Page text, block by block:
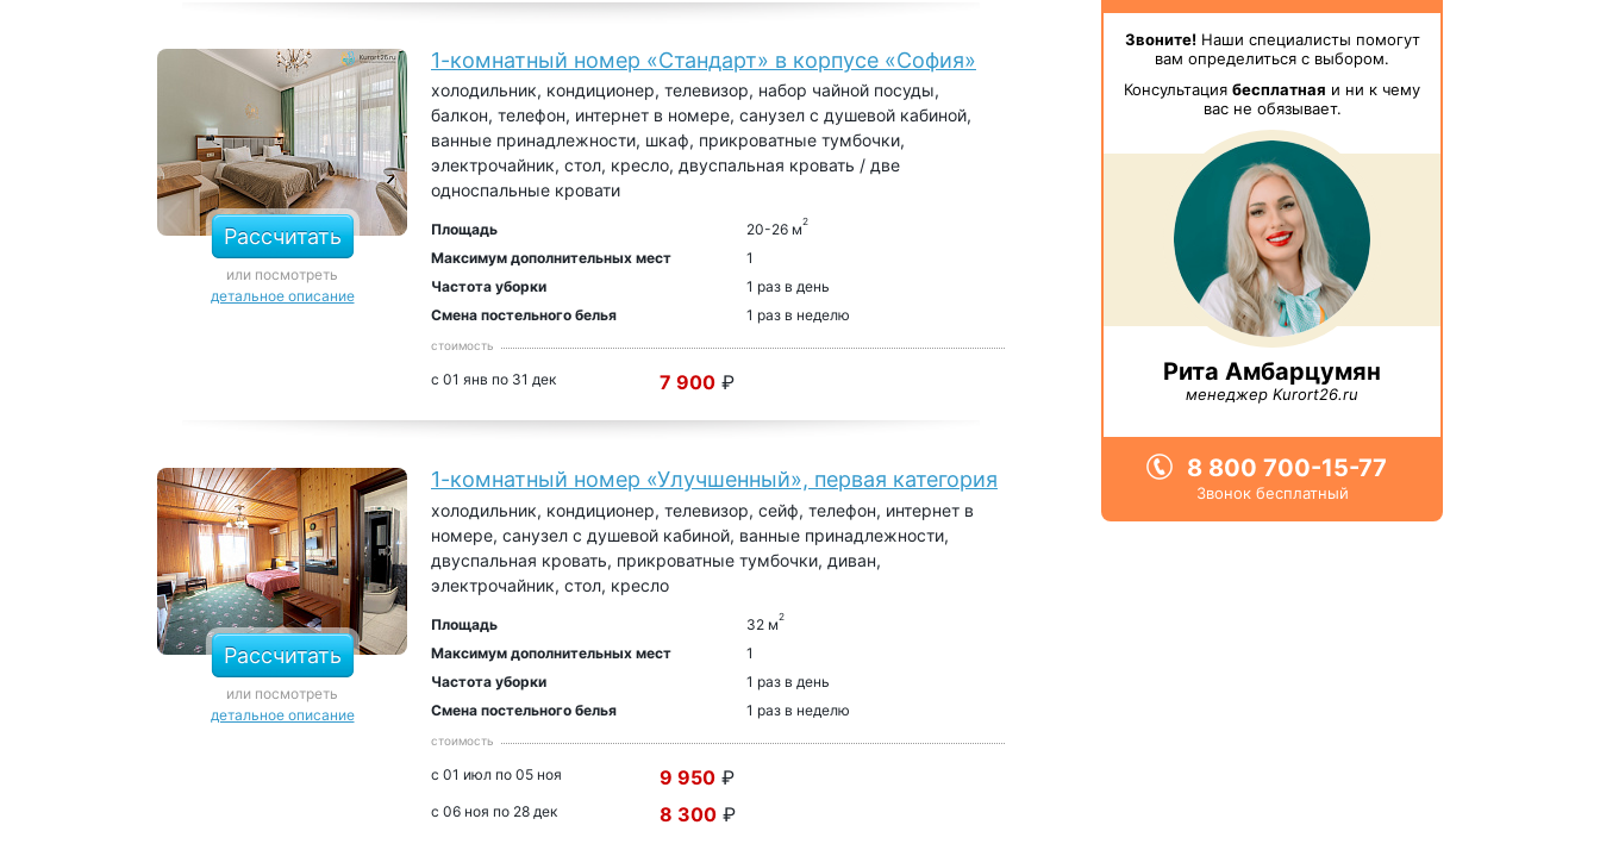
Рассчитать
или посмотреть
детальное описание
1-комнатный номер «Стандарт» в корпусе «София»
холодильник, кондиционер, телевизор, набор чайной посуды,
балкон, телефон, интернет в номере, санузел с душевой кабиной,
ванные принадлежности, шкаф, прикроватные тумбочки,
электрочайник, стол, кресло, двуспальная кровать / две
односпальные кровати
Площадь 20-26 м2
Максимум дополнительных мест
1
Частота уборки
1 раз в день
Смена постельного белья
1 раз в неделю
стоимость
с 01 янв по 31 дек 7 900 ₽
Рассчитать
или посмотреть
детальное описание
1-комнатный номер «Улучшенный», первая категория
холодильник, кондиционер, телевизор, сейф, телефон, интернет в
номере, санузел с душевой кабиной, ванные принадлежности,
двуспальная кровать, прикроватные тумбочки, диван,
электрочайник, стол, кресло
Площадь 32 м2
Максимум дополнительных мест
1
Частота уборки
1 раз в день
Смена постельного белья
1 раз в неделю
стоимость
с 01 июл по 05 ноя 9 950 ₽
с 06 ноя по 28 дек 8 300 ₽
Звоните!Наши специалисты помогут
вам определиться с выбором.
Консультация бесплатная и ни к чему
вас не обязывает.
Рита Амбарцумян
менеджер Kurort26.ru
8 800 700-15-77
Звонок бесплатный
от местных жителей
с чек-листом